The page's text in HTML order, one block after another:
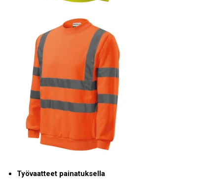
Työvaatteet painatuksella